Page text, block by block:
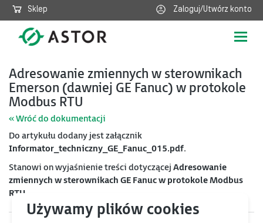
Sklep Zaloguj/Utwórz konto
Adresowanie zmiennych w sterownikach
Emerson (dawniej GE Fanuc) w protokole
Modbus RTU
« Wróć do dokumentacji
Do artykułu dodany jest załącznik
Informator_techniczny_GE_Fanuc_015.pdf.
Stanowi on wyjaśnienie treści dotyczącej Adresowanie
zmiennych w sterownikach GE Fanuc w protokole Modbus
RTU